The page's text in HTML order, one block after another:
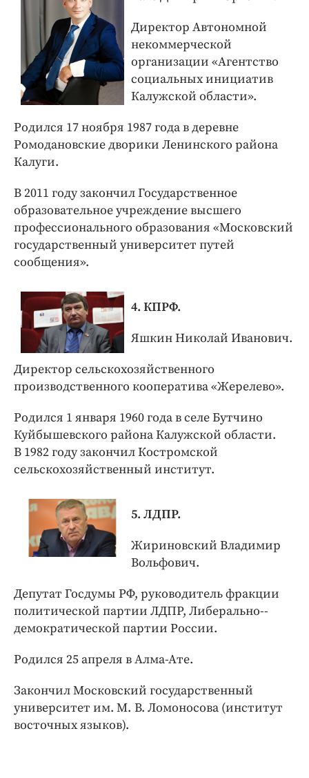
Директор Автономной
некоммерческой
организации «Агентство
социальных инициатив
Калужской области».
Родился 17 ноября 1987 года в деревне
Ромодановские дворики Ленинского района
Калуги.
В 2011 году закончил Государственное
образовательное учреждение высшего
професси­онального образования «Московский
государственный университет путей
сообщения».
4. КПРФ.
Яшкин Николай Иванович.
Директор сельскохозяйственного
производственного кооператива «Жерелево».
Родился 1 января 1960 года в селе Бутчино
Куйбышевского района Калужской области.
В 1982 году закончил Костромской
сельскохозяйственный институт.
5. ЛДПР.
Жириновский Владимир
Вольфович.
Депутат Госдумы РФ, руководитель фракции
политической партии ЛДПР, ​Либерально-­
демократической партии России.
Родился 25 апреля в Алма-­Ате.
Закончил Московский государственный
университет им. М. В. Ломоносова (институт
восточных языков).